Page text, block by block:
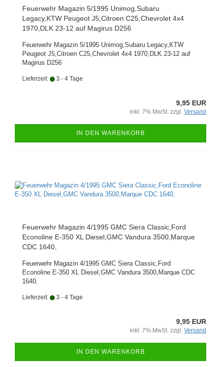
Feuerwehr Magazin 5/1995 Unimog,Subaru
Legacy,KTW Peugeot J5,Citroen C25,Chevrolet 4x4
1970,DLK 23-12 auf Magirus D256
Feuerwehr Magazin 5/1995 Unimog,Subaru Legacy,KTW
Peugeot J5,Citroen C25,Chevrolet 4x4 1970,DLK 23-12 auf
Magirus D256
Lieferzeit: 3 - 4 Tage
9,95 EUR
inkl. 7% MwSt. zzgl. Versand
IN DEN WARENKORB
Feuerwehr Magazin 4/1995 GMC Siera Classic,Ford
Econoline E-350 XL Diesel,GMC Vandura 3500,Marque
CDC 1640,
Feuerwehr Magazin 4/1995 GMC Siera Classic,Ford
Econoline E-350 XL Diesel,GMC Vandura 3500,Marque CDC
1640,
Lieferzeit: 3 - 4 Tage
9,95 EUR
inkl. 7% MwSt. zzgl. Versand
IN DEN WARENKORB